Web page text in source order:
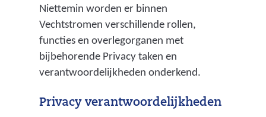
Niettemin worden er binnen
Vechtstromen verschillende rollen,
functies en overlegorganen met
bijbehorende Privacy taken en
verantwoordelijkheden onderkend.
Privacy verantwoordelijkheden